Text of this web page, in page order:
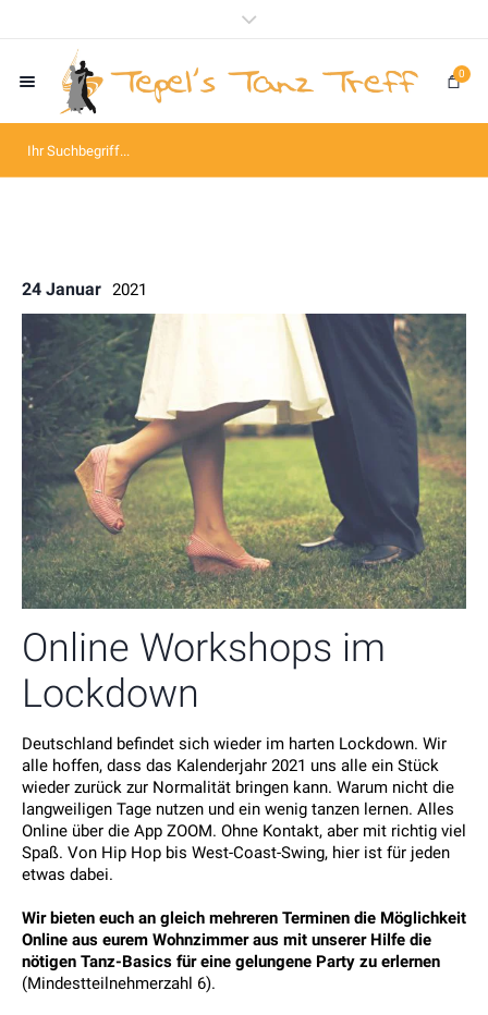
0
24 Januar 2021
Online Workshops im
Lockdown
Deutschland befindet sich wieder im harten Lockdown. Wir
alle hoffen, dass das Kalenderjahr 2021 uns alle ein Stück
wieder zurück zur Normalität bringen kann. Warum nicht die
langweiligen Tage nutzen und ein wenig tanzen lernen. Alles
Online über die App ZOOM. Ohne Kontakt, aber mit richtig viel
Spaß. Von Hip Hop bis West-Coast-Swing, hier ist für jeden
etwas dabei.
Wir bieten euch an gleich mehreren Terminen die Möglichkeit
Online aus eurem Wohnzimmer aus mit unserer Hilfe die
nötigen Tanz-Basics für eine gelungene Party zu erlernen
(Mindestteilnehmerzahl 6).